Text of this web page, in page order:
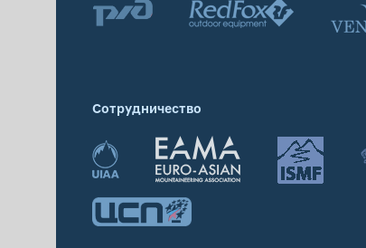
Сотрудничество